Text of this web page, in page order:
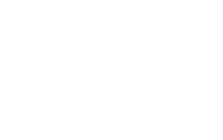
גיא גודס,
הקשר בין
הקבוצה הבוגרת